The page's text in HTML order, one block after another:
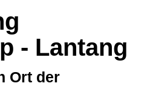
- Lantang
Ort der